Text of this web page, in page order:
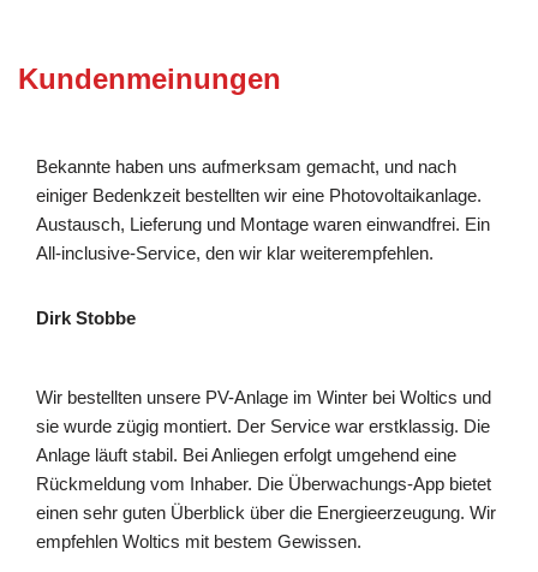
Kundenmeinungen
Bekannte haben uns aufmerksam gemacht, und nach
einiger Bedenkzeit bestellten wir eine Photovoltaikanlage.
Austausch, Lieferung und Montage waren einwandfrei. Ein
All-inclusive-Service, den wir klar weiterempfehlen.
Dirk Stobbe
Wir bestellten unsere PV-Anlage im Winter bei Woltics und
sie wurde zügig montiert. Der Service war erstklassig. Die
Anlage läuft stabil. Bei Anliegen erfolgt umgehend eine
Rückmeldung vom Inhaber. Die Überwachungs-App bietet
einen sehr guten Überblick über die Energieerzeugung. Wir
empfehlen Woltics mit bestem Gewissen.